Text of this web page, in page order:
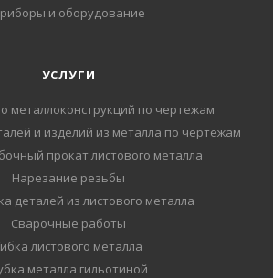
и оборудование
УСЛУГИ
металлоконструкций по чертежам
и изделий из металла по чертежам
прокат листового металла
Нарезание резьбы
деталей из листового металла
Сварочные работы
листового металла
металла гильотиной